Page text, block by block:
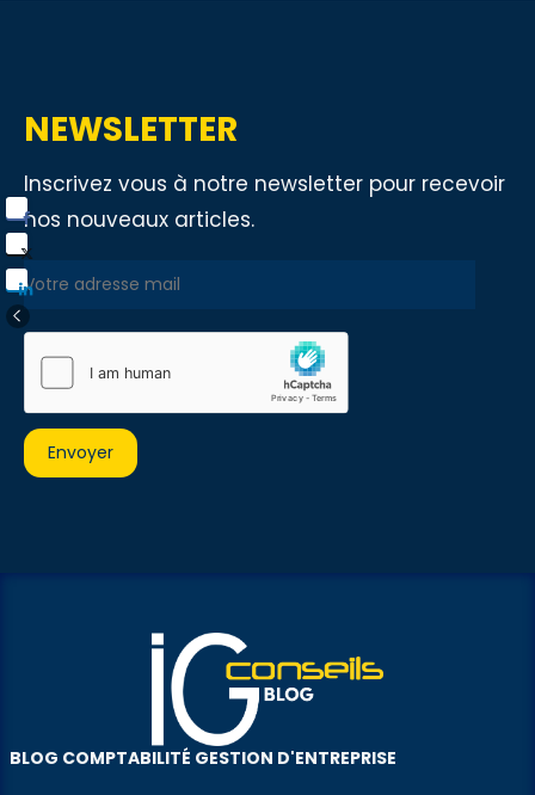
NEWSLETTER
Inscrivez vous à notre newsletter pour recevoir
nos nouveaux articles.
BLOG COMPTABILITÉ GESTION D'ENTREPRISE